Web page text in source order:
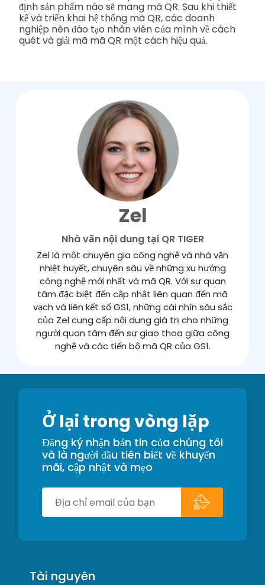
định sản phẩm nào sẽ mang mã QR. Sau khi thiết
kế và triển khai hệ thống mã QR, các doanh
nghiệp nên đào tạo nhân viên của mình về cách
quét và giải mã mã QR một cách hiệu quả.
Zel
Nhà văn nội dung tại QR TIGER
Zel là một chuyên gia công nghệ và nhà văn
nhiệt huyết, chuyên sâu về những xu hướng
công nghệ mới nhất và mã QR. Với sự quan
tâm đặc biệt đến cập nhật liên quan đến mã
vạch và liên kết số GS1, những cái nhìn sâu sắc
của Zel cung cấp nội dung giá trị cho những
người quan tâm đến sự giao thoa giữa công
nghệ và các tiến bộ mã QR của GS1.
Ở lại trong vòng lặp
Đăng ký nhận bản tin của chúng tôi
và là người đầu tiên biết về khuyến
mãi, cập nhật và mẹo
Tài nguyên